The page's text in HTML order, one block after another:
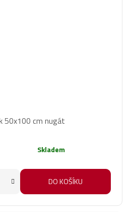
50x100 cm nugát
Skladem
DO KOŠÍKU